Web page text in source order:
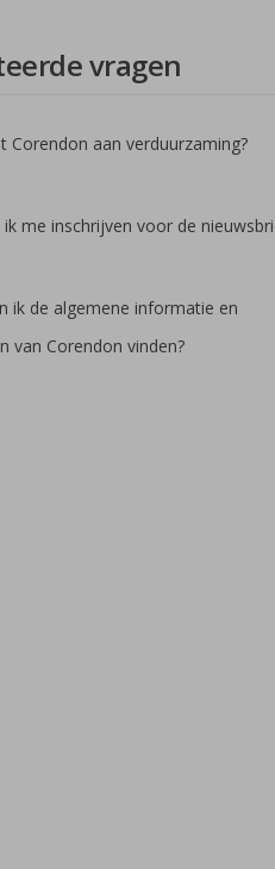
vragen
Corendon aan verduurzaming?
ik me inschrijven voor de
ik de algemene informatie en
van Corendon vinden?